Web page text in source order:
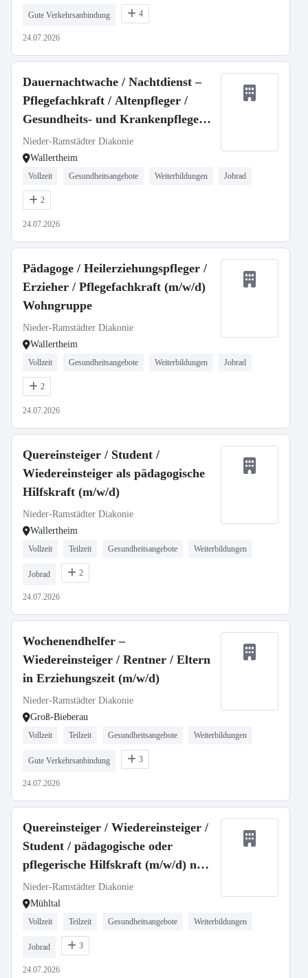
Gute Verkehrsanbindung 4
24.07.2026
Dauernachtwache / Nachtdienst –
Pflegefachkraft / Altenpfleger /
Gesundheits- und Krankenpfleger
(w/m/d)
Nieder-Ramstädter Diakonie
Wallertheim
Vollzeit Gesundheitsangebote Weiterbildungen Jobrad
2
24.07.2026
Pädagoge / Heilerziehungspfleger /
Erzieher / Pflegefachkraft (m/w/d)
Wohngruppe
Nieder-Ramstädter Diakonie
Wallertheim
Vollzeit Gesundheitsangebote Weiterbildungen Jobrad
2
24.07.2026
Quereinsteiger / Student /
Wiedereinsteiger als pädagogische
Hilfskraft (m/w/d)
Nieder-Ramstädter Diakonie
Wallertheim
Vollzeit Teilzeit Gesundheitsangebote Weiterbildungen
Jobrad 2
24.07.2026
Wochenendhelfer –
Wiedereinsteiger / Rentner / Eltern
in Erziehungszeit (m/w/d)
Nieder-Ramstädter Diakonie
Groß-Bieberau
Vollzeit Teilzeit Gesundheitsangebote Weiterbildungen
Gute Verkehrsanbindung 3
24.07.2026
Quereinsteiger / Wiedereinsteiger /
Student / pädagogische oder
pflegerische Hilfskraft (m/w/d) nur
Tagdienst (Früh- und Spätschicht)
Autistenbereich
Nieder-Ramstädter Diakonie
Mühltal
Vollzeit Teilzeit Gesundheitsangebote Weiterbildungen
Jobrad 3
24.07.2026